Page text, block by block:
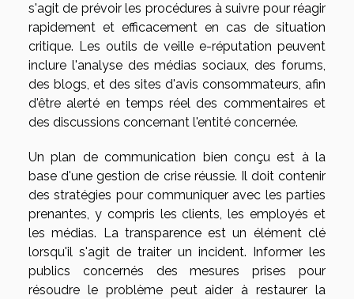
s'agit de prévoir les procédures à suivre pour réagir
rapidement et efficacement en cas de situation
critique. Les outils de veille e-réputation peuvent
inclure l'analyse des médias sociaux, des forums,
des blogs, et des sites d'avis consommateurs, afin
d'être alerté en temps réel des commentaires et
des discussions concernant l'entité concernée.
Un plan de communication bien conçu est à la
base d'une gestion de crise réussie. Il doit contenir
des stratégies pour communiquer avec les parties
prenantes, y compris les clients, les employés et
les médias. La transparence est un élément clé
lorsqu'il s'agit de traiter un incident. Informer les
publics concernés des mesures prises pour
résoudre le problème peut aider à restaurer la